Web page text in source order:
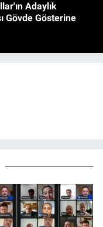
Adaylık
Gövde Gösterine